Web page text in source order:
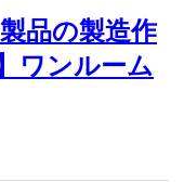
品の製造作
ワンルーム